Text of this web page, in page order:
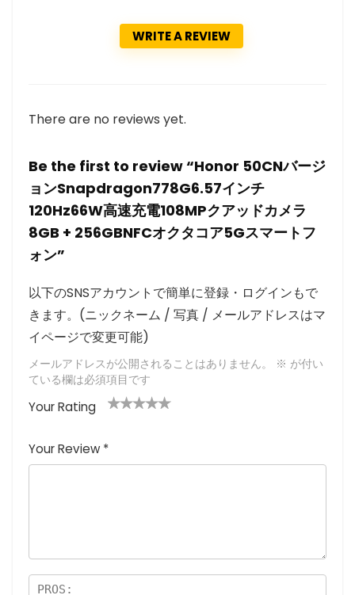
WRITE A REVIEW
There are no reviews yet.
Be the first to review “Honor 50CNバージ
ョンSnapdragon778G6.57インチ
120Hz66W高速充電108MPクアッドカメラ
8GB + 256GBNFCオクタコア5Gスマートフ
ォン”
以下のSNSアカウントで簡単に登録・ログインもで
きます。(ニックネーム / 写真 / メールアドレスはマ
イページで変更可能)
メールアドレスが公開されることはありません。 ※ が付い
ている欄は必須項目です
Your Rating
つ
星
価
星
(最
(最高
評価:
(最高評
価: 5つ
高評価: 5
つ星)
Your Review *